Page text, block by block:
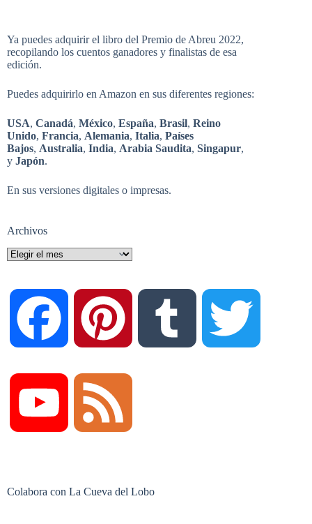
Ya puedes adquirir el libro del Premio de Abreu 2022,
recopilando los cuentos ganadores y finalistas de esa
edición.
Puedes adquirirlo en Amazon en sus diferentes regiones:
USA, Canadá, México, España, Brasil, Reino
Unido, Francia, Alemania, Italia, Países
Bajos, Australia, India, Arabia Saudita, Singapur,
y Japón.
En sus versiones digitales o impresas.
Archivos
Archivos
e t
Colabora con La Cueva del Lobo